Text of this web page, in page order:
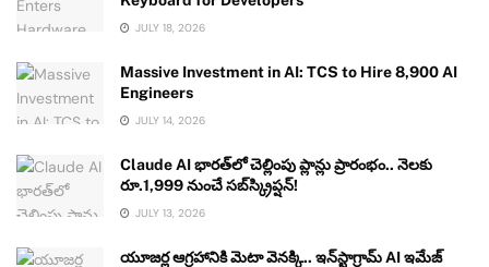
JULY 18, 2026
Massive Investment in AI: TCS to Hire 8,900 AI
Engineers
JULY 14, 2026
Claude AI భారత్‌లో చెల్లింపు ప్లాన్లు ప్రారంభం.. నెలకు
రూ.1,999 నుంచే సబ్‌స్క్రిప్షన్!
JULY 13, 2026
యూజర్ల ఆగ్రహానికి మెటా వెనక్కి.. ఇన్‌స్టాగ్రామ్ AI ఇమేజ్